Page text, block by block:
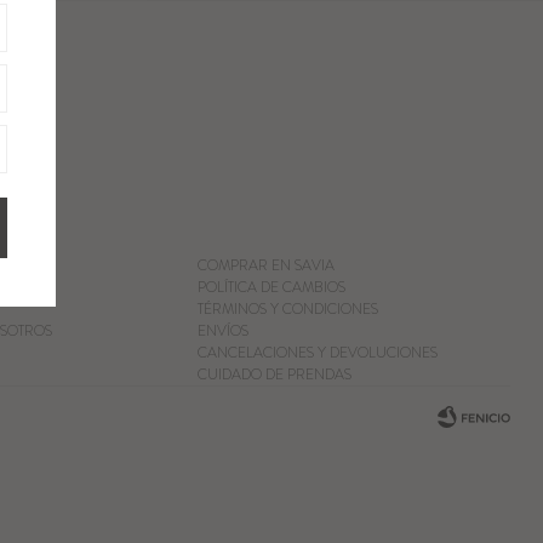
COMPRAR EN SAVIA
POLÍTICA DE CAMBIOS
TÉRMINOS Y CONDICIONES
ENVÍOS
CANCELACIONES Y DEVOLUCIONES
CUIDADO DE PRENDAS